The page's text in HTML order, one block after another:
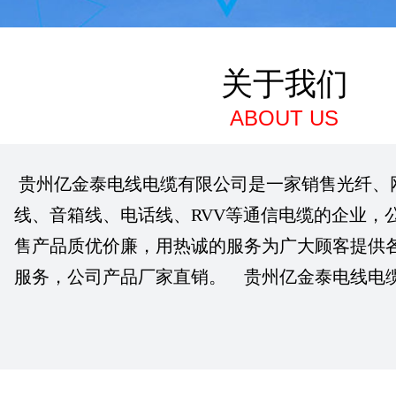
ABOUT US
贵州亿金泰电线电缆有限公司是一家销售光纤
线、音箱线、电话线、RVV等通信电缆的企业，
售产品质优价廉，用热诚的服务为广大顾客提供
服务，公司产品厂家直销。 贵州亿金泰电线电
关于我们